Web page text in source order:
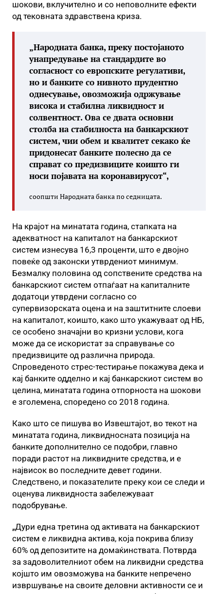
шокови, вклучително и со неповолните ефекти
од тековната здравствена криза.
„Народната банка, преку постојаното
унапредување на стандардите во
согласност со европските регулативи,
но и банките со нивното прудентно
однесување, овозможија одржување
висока и стабилна ликвидност и
солвентност. Ова се двата основни
столба на стабилноста на банкарскиот
систем, чии обем и квалитет секако ќе
придонесат банките полесно да се
справат со предизвиците коишто ги
носи појавата на коронавирусот“,
соопшти Народната банка по седницата.
На крајот на минатата година, стапката на
адекватност на капиталот на банкарскиот
систем изнесува 16,3 проценти, што е двојно
повеќе од законски утврдениот минимум.
Безмалку половина од сопствените средства на
банкарскиот систем отпаѓаат на капиталните
додатоци утврдени согласно со
супервизорската оцена и на заштитните слоеви
на капиталот, коишто, како што укажуваат од НБ,
се особено значајни во кризни услови, кога
може да се искористат за справување со
предизвиците од различна природа.
Спроведеното стрес-тестирање покажува дека и
кај банките одделно и кај банкарскиот систем во
целина, минатата година отпорноста на шокови
е зголемена, споредено со 2018 година.
Како што се пишува во Извештајот, во текот на
минатата година, ликвидносната позиција на
банките дополнително се подобри, главно
поради растот на ликвидните средства, и е
највисок во последните девет години.
Следствено, и показателите преку кои се следи и
оценува ликвидноста забележуваат
подобрување.
„Дури една третина од активата на банкарскиот
систем е ликвидна актива, која покрива близу
60% од депозитите на домаќинствата. Потврда
за задоволителниот обем на ликвидни средства
којшто им овозможува на банките непречено
извршување на своите деловни активности се и